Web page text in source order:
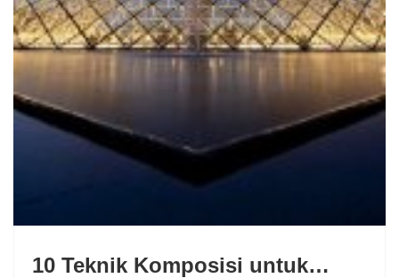
10 Teknik Komposisi untuk…